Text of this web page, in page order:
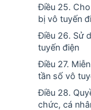
Điều 25.
bị vô tuyến
Điều 26. Sử
tuyến điện
Điều 27.
tần số vô
Điều 28.
chức, cá